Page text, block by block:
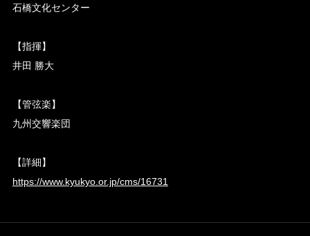
石橋文化センター
【指揮】
井田 勝大
【管弦楽】
九州交響楽団
【詳細】
https://www.kyukyo.or.jp/cms/16731